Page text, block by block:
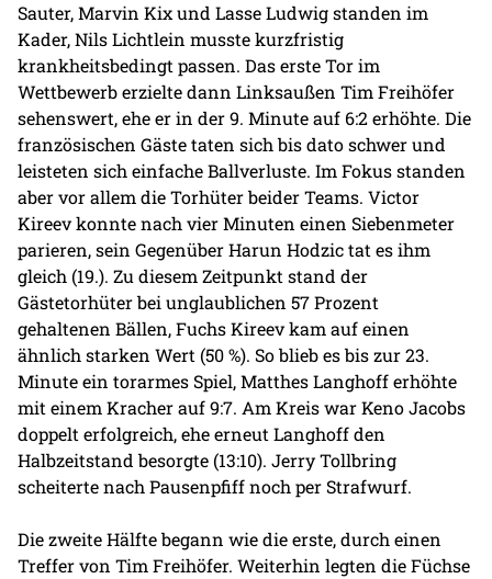
Sauter, Marvin Kix und Lasse Ludwig standen im
Kader, Nils Lichtlein musste kurzfristig
krankheitsbedingt passen. Das erste Tor im
Wettbewerb erzielte dann Linksaußen Tim Freihöfer
sehenswert, ehe er in der 9. Minute auf 6:2 erhöhte. Die
französischen Gäste taten sich bis dato schwer und
leisteten sich einfache Ballverluste. Im Fokus standen
aber vor allem die Torhüter beider Teams. Victor
Kireev konnte nach vier Minuten einen Siebenmeter
parieren, sein Gegenüber Harun Hodzic tat es ihm
gleich (19.). Zu diesem Zeitpunkt stand der
Gästetorhüter bei unglaublichen 57 Prozent
gehaltenen Bällen, Fuchs Kireev kam auf einen
ähnlich starken Wert (50 %). So blieb es bis zur 23.
Minute ein torarmes Spiel, Matthes Langhoff erhöhte
mit einem Kracher auf 9:7. Am Kreis war Keno Jacobs
doppelt erfolgreich, ehe erneut Langhoff den
Halbzeitstand besorgte (13:10). Jerry Tollbring
scheiterte nach Pausenpfiff noch per Strafwurf.
Die zweite Hälfte begann wie die erste, durch einen
Treffer von Tim Freihöfer. Weiterhin legten die Füchse